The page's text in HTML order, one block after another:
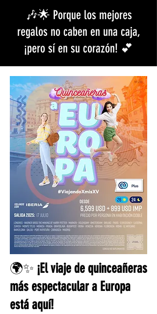
🎶🌟 Porque los mejores
regalos no caben en una caja,
¡pero sí en su corazón! 💕
🌍✨ ¡El viaje de quinceañeras
más espectacular a Europa
está aquí!